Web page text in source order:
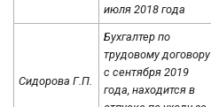
июля 2018 года
Сидорова Г.П.
Бухгалтер по
трудовому договору
с сентября 2019
года, находится в